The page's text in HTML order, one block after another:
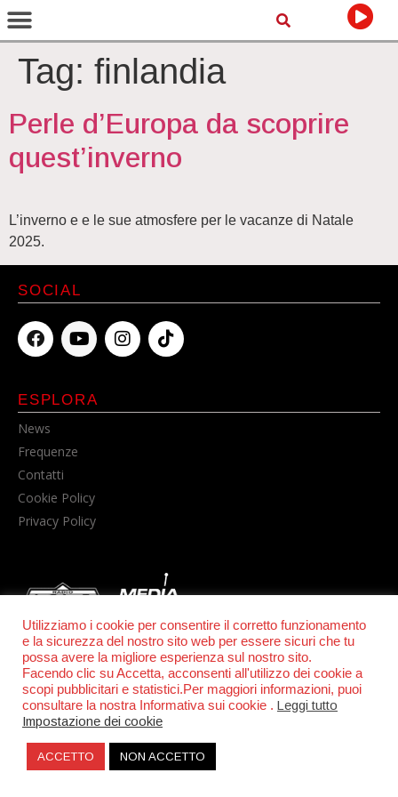
Tag: finlandia
Perle d’Europa da scoprire
quest’inverno
L’inverno e e le sue atmosfere per le vacanze di Natale
2025.
© POWER RADIO srl | C.F. e P.IVA 06157210631
ESPLORA
News
Frequenze
Contatti
Cookie Policy
Privacy Policy
SOCIAL
Utilizziamo i cookie per consentire il corretto funzionamento
e la sicurezza del nostro sito web per essere sicuri che tu
possa avere la migliore esperienza sul nostro sito.
Facendo clic su Accetta, acconsenti all'utilizzo dei cookie a
scopi pubblicitari e statistici.Per maggiori informazioni, puoi
consultare la nostra Informativa sui cookie . Leggi tutto
Impostazione dei cookie
ACCETTO NON ACCETTO